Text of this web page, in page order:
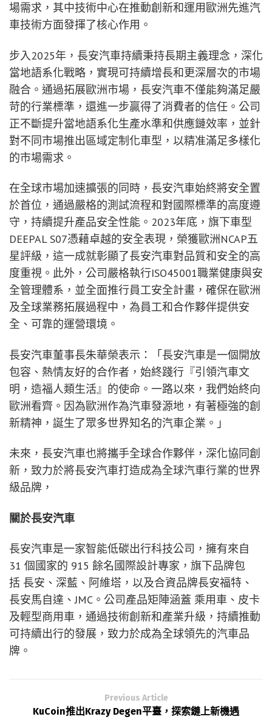
場需求，其中技術中心在推動創新和運用歐洲先進汽
車技術方面發揮了核心作用。
步入2025年，長安汽車持續秉持長期主義理念，深化
當地語系化戰略，實現可持續增長和更深層次的市場
融合。通過拓展歐洲市場，長安汽車不僅能夠滿足嚴
苛的行業標準，還進一步贏得了消費者的信任。公司
正不斷提升當地語系化生產水準和供應鏈效率，並針
對不同市場推出區域定制化車型，以精准滿足多樣化
的市場需求。
在全球市場加速擴張的同時，長安汽車始終將安全置
於首位，通過嚴格的測試流程和對國際標準的高度遵
守，持續提升產品安全性能。2023年底，旗下車型
DEEPAL S07憑藉卓越的安全表現，榮獲歐洲NCAP五
星評級，這一成就彰顯了長安汽車對品質和安全的高
度重視。此外，公司嚴格執行ISO45001職業健康與安
全管理體系，並全面推行員工安全計畫，確保在歐洲
及全球業務拓展過程中，為員工和合作夥伴提供安
全、可靠的運營環境。
長安汽車董事長朱華榮表示：「長安汽車是一個開放
包容、熱情友好的合作者，始終踐行『引領汽車文
明，造福人類生活』的使命。一路以來，我們始終向
歐洲看齊。因為歐洲作為汽車發源地，有著極強的創
新精神，誕生了眾多世界知名的汽車企業。」
未來，長安汽車也將攜手全球合作夥伴，深化協同創
新，致力於將長安汽車打造成為全球汽車行業的世界
級品牌，
關於長安汽車
長安汽車是一家智能低碳出行科技公司，擁有來自
31 個國家的 915 餘名國際設計專家，旗下品牌包
括 長安、深藍、阿維塔，以及合資品牌長安福特、
長安馬自達、JMC。公司產品矩陣涵蓋 乘用車、皮卡
及輕型商用車，通過技術創新和產業升級，持續推動
可持續出行的發展，致力於成為全球領先的汽車品
牌。
Previous Article
KuCoin推出Krazy Degen平臺，探索鏈上新機遇